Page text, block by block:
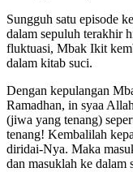
Sungguh satu episode
dalam sepuluh terakhir
fluktuasi, Mbak Ikit
dalam kitab suci.
Dengan kepulangan
Ramadhan, in syaa
(jiwa yang tenang)
tenang! Kembalilah
diridai-Nya. Maka
dan masuklah ke